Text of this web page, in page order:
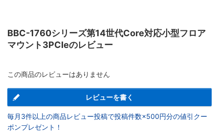
BBC-1760シリーズ第14世代Core対応小型フロア
マウント3PCIeのレビュー
この商品のレビューはありません
レビューを書く
毎月3件以上の商品レビュー投稿で投稿件数×500円分の値引クー
ポンプレゼント！